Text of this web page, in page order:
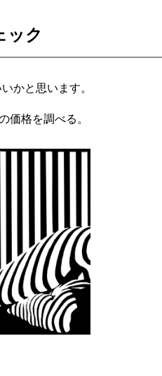
ック
かと思います。
価格を調べる。